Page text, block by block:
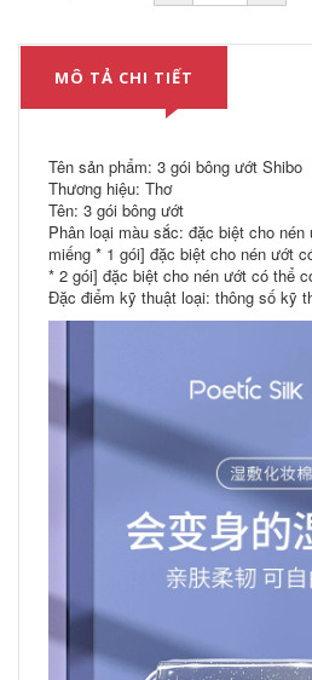
MÔ TẢ CHI TIẾT
Tên sản phẩm: 3 gói bông ướt Shibo
Thương hiệu: Thơ
Tên: 3 gói bông ướt
Phân loại màu sắc: đặc biệt cho
miếng * 1 gói] đặc biệt cho nén ướt
* 2 gói] đặc biệt cho nén ướt có thể
Đặc điểm kỹ thuật loại: thông số kỹ